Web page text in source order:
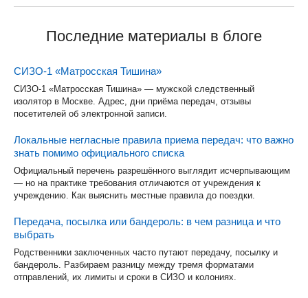
Последние материалы в блоге
СИЗО-1 «Матросская Тишина»
СИЗО-1 «Матросская Тишина» — мужской следственный
изолятор в Москве. Адрес, дни приёма передач, отзывы
посетителей об электронной записи.
Локальные негласные правила приема передач: что важно
знать помимо официального списка
Официальный перечень разрешённого выглядит исчерпывающим
— но на практике требования отличаются от учреждения к
учреждению. Как выяснить местные правила до поездки.
Передача, посылка или бандероль: в чем разница и что
выбрать
Родственники заключенных часто путают передачу, посылку и
бандероль. Разбираем разницу между тремя форматами
отправлений, их лимиты и сроки в СИЗО и колониях.